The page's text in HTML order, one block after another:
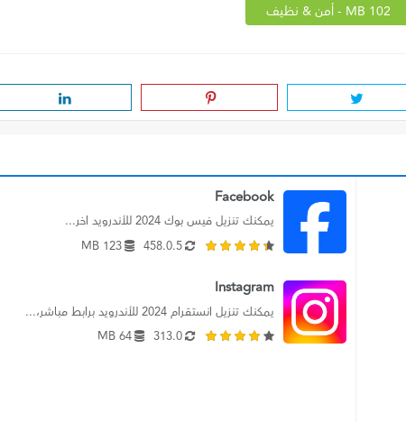
102 MB - أمن & نظيف
Facebook
يمكنك تنزيل فيس بوك 2024 للأندرويد اخر...
458.0.5
123 MB
Instagram
يمكنك تنزيل انستقرام 2024 للأندرويد برابط مباشر،...
313.0
64 MB